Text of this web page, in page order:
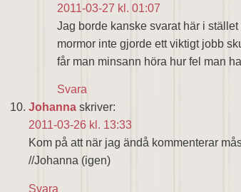
2011-03-27 kl. 01:07
Jag borde kanske svarat här i
mormor inte gjorde ett viktigt jobb
får man minsann höra hur fel man
Svara
Johanna skriver:
2011-03-26 kl. 13:33
Kom på att när jag ändå kommenterar
//Johanna (igen)
Svara